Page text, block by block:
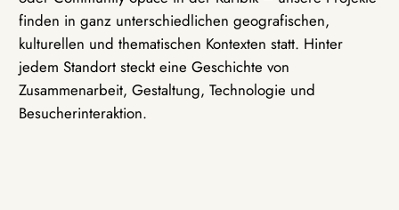
finden in ganz unterschiedlichen geografischen,
kulturellen und thematischen Kontexten statt. Hinter
jedem Standort steckt eine Geschichte von
Zusammenarbeit, Gestaltung, Technologie und
Besucherinteraktion.